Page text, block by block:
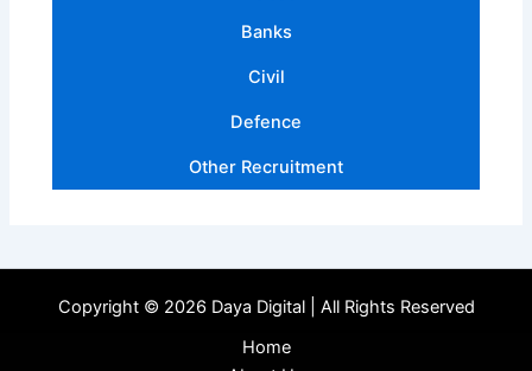
Banks
Civil
Defence
Other Recruitment
Copyright © 2026 Daya Digital | All Rights Reserved
Home